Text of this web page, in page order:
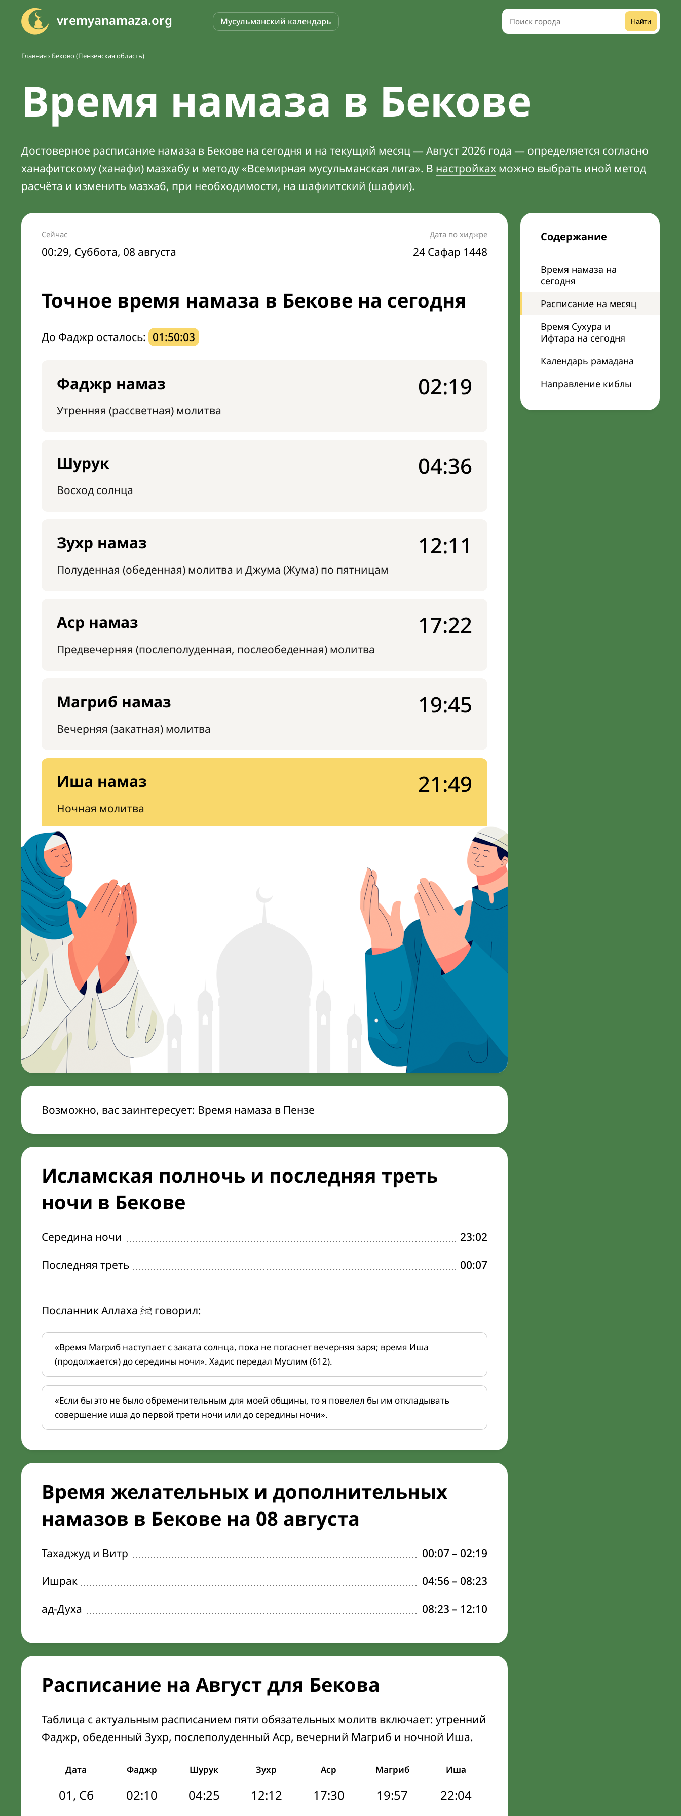
vremyanamaza.org Мусульманский календарь Найти
Главная› Беково (Пензенская область)
Время намаза в Бекове
Достоверное расписание намаза в Бекове на сегодня и на текущий месяц — Август 2026 года — определяется согласно
ханафитскому (ханафи) мазхабу и методу «Всемирная мусульманская лига». В настройках можно выбрать иной метод
расчёта и изменить мазхаб, при необходимости, на шафиитский (шафии).
Содержание
Время намаза на
сегодня
Расписание на месяц
Время Сухура и
Ифтара на сегодня
Календарь рамадана
Направление киблы
Сейчас
00:29, Суббота, 08 августа
Дата по хиджре
24 Сафар 1448
Точное время намаза в Бекове на сегодня
До Фаджр осталось: 01:50:02
Фаджр намаз
Утренняя (рассветная) молитва
02:19
Шурук
Восход солнца
04:36
Зухр намаз
Полуденная (обеденная) молитва и Джума (Жума) по пятницам
12:11
Аср намаз
Предвечерняя (послеполуденная, послеобеденная) молитва
17:22
Магриб намаз
Вечерняя (закатная) молитва
19:45
Иша намаз
Ночная молитва
21:49
Возможно, вас заинтересует: Время намаза в Пензе
Исламская полночь и последняя треть
ночи в Бекове
Середина ночи
23:02
Последняя треть
00:07
Посланник Аллаха ﷺ говорил:
«Время Магриб наступает с заката солнца, пока не погаснет вечерняя заря; время Иша
(продолжается) до середины ночи». Хадис передал Муслим (612).
«Если бы это не было обременительным для моей общины, то я повелел бы им откладывать
совершение иша до первой трети ночи или до середины ночи».
Время желательных и дополнительных
намазов в Бекове на 08 августа
Тахаджуд и Витр 00:07– 02:19
Ишрак
04:56 – 08:23
ад-Духа
08:23 – 12:10
Расписание на Август для Бекова
Таблица с актуальным расписанием пяти обязательных молитв включает: утренний
Фаджр, обеденный Зухр, послеполуденный Аср, вечерний Магриб и ночной Иша.
Дата Фаджр Шурук Зухр Аср Магриб Иша
01, Сб 02:10 04:25 12:12 17:30 19:57
22:04